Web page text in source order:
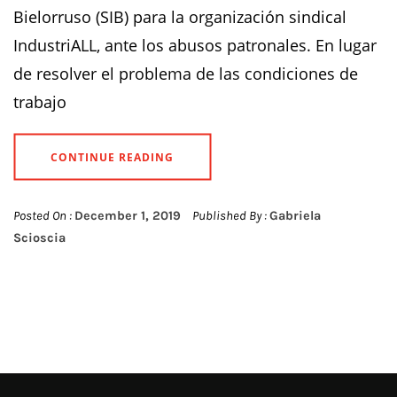
Bielorruso (SIB) para la organización sindical
IndustriALL, ante los abusos patronales. En lugar
de resolver el problema de las condiciones de
trabajo
CONTINUE READING
Posted On : December 1, 2019 Published By :Gabriela
Scioscia